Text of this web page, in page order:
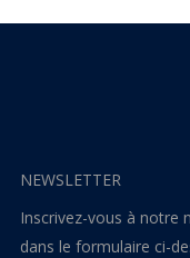
NEWSLETTER
Inscrivez-vous à notre
dans le formulaire ci-